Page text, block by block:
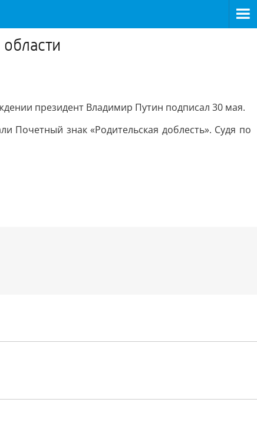
президент Владимир Путин подписал 30 мая.
Почетный знак «Родительская доблесть». Судя по